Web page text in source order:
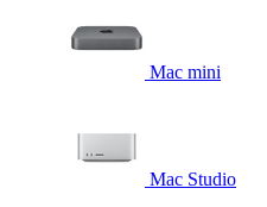
Mac mini
Mac Studio